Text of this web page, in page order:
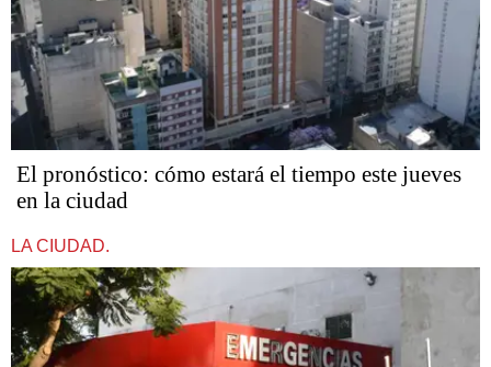
El pronóstico: cómo estará el tiempo este jueves
en la ciudad
LA CIUDAD.